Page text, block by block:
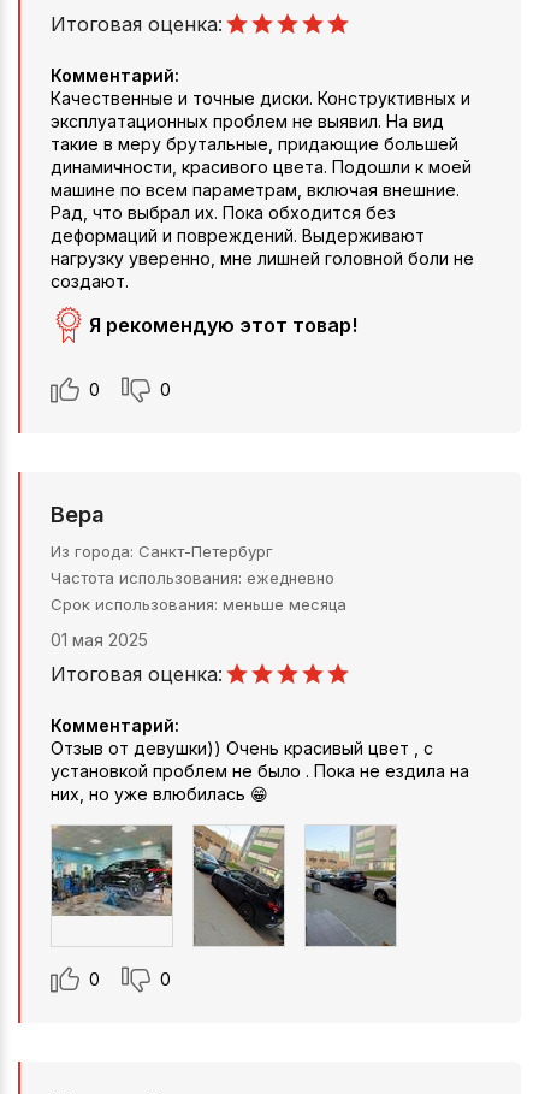
Итоговая оценка:
Комментарий:
Качественные и точные диски. Конструктивных и
эксплуатационных проблем не выявил. На вид
такие в меру брутальные, придающие большей
динамичности, красивого цвета. Подошли к моей
машине по всем параметрам, включая внешние.
Рад, что выбрал их. Пока обходится без
деформаций и повреждений. Выдерживают
нагрузку уверенно, мне лишней головной боли не
создают.
Я рекомендую этот товар!
0 0
Вера
Из города Санкт-Петербург
Частота использования ежедневно
Срок использования меньше месяца
01 мая 2025
Итоговая оценка:
Комментарий:
Отзыв от девушки)) Очень красивый цвет , с
установкой проблем не было . Пока не ездила на
них, но уже влюбилась 😁
0 0